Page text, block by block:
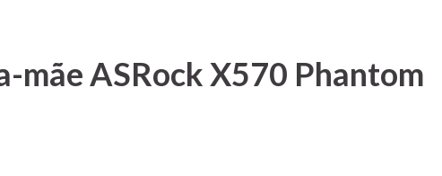
mãe ASRock X570 Phantom